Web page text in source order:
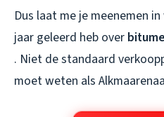
Dus laat me je meenemen
jaar geleerd heb over
. Niet de standaard
moet weten als